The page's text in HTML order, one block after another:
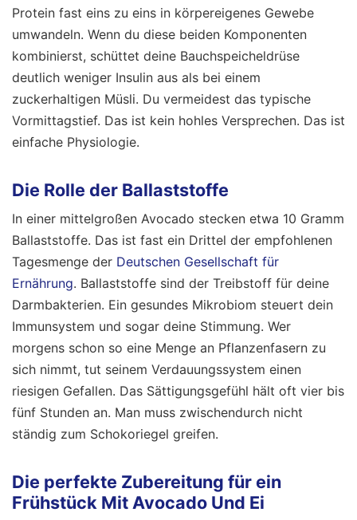
Protein fast eins zu eins in körpereigenes Gewebe
umwandeln. Wenn du diese beiden Komponenten
kombinierst, schüttet deine Bauchspeicheldrüse
deutlich weniger Insulin aus als bei einem
zuckerhaltigen Müsli. Du vermeidest das typische
Vormittagstief. Das ist kein hohles Versprechen. Das ist
einfache Physiologie.
Die Rolle der Ballaststoffe
In einer mittelgroßen Avocado stecken etwa 10 Gramm
Ballaststoffe. Das ist fast ein Drittel der empfohlenen
Tagesmenge der Deutschen Gesellschaft für
Ernährung. Ballaststoffe sind der Treibstoff für deine
Darmbakterien. Ein gesundes Mikrobiom steuert dein
Immunsystem und sogar deine Stimmung. Wer
morgens schon so eine Menge an Pflanzenfasern zu
sich nimmt, tut seinem Verdauungssystem einen
riesigen Gefallen. Das Sättigungsgefühl hält oft vier bis
fünf Stunden an. Man muss zwischendurch nicht
ständig zum Schokoriegel greifen.
Die perfekte Zubereitung für ein
Frühstück Mit Avocado Und Ei